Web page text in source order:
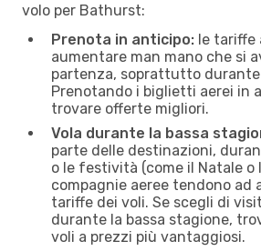
volo per Bathurst:
Prenota in anticipo: le tariffe
aumentare man mano che si
partenza, soprattutto durante
Prenotando i biglietti aerei in
trovare offerte migliori.
Vola durante la bassa
parte delle destinazioni,
o le festività (come il Natale o
compagnie aeree tendono ad
tariffe dei voli. Se scegli di
durante la bassa stagione,
voli a prezzi più vantaggiosi.